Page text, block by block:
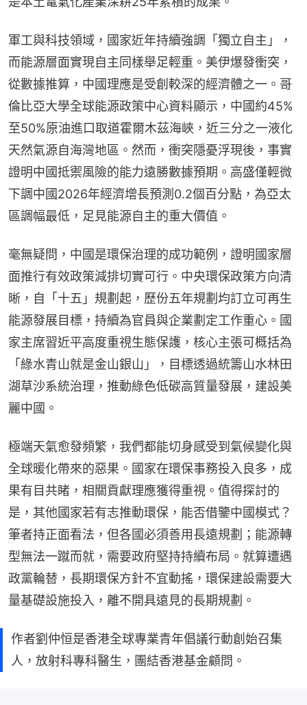
軍工與科技領域，國家近年持續強調「獨立自主」，
而能源層面實現自主同樣舉足輕重。美伊爆發衝突，
從數據推算，中國理應是受創較深的經濟體之一。哥
倫比亞大學全球能源政策中心資料顯示，中國約45%
至50%原油進口取道霍爾木茲海峽，近三分之一液化
天然氣源自海灣地區。然而，衝突隱憂浮現後，事實
證明中國抵禦風險的能力遠勝數據預期。高盛僅輕微
下調中國2026年經濟增長預測0.2個百分點，為亞太
區調幅最低，足見能源自主的重大價值。
毫無疑問，中國是環保治理的成功範例，證明國家層
面推行有效政策減排切實可行。中央環保政策方向清
晰，自「十五」規劃起，歷份五年規劃均訂立可再生
能源發展目標，持續為官員與企業劃定工作重心。國
家主席習近平高度重視生態保護，核心主張可概括為
「綠水青山就是金山銀山」，目標透過統籌山水林田
湖草沙系統治理，推動綠色低碳高質量發展，建設美
麗中國。
極端天氣愈發頻繁，我們都能切身感受到氣候變化與
全球暖化帶來的惡果。國家在環保事務投入良多，成
果有目共睹，相關貢獻理應獲得重視。值得探討的
是，其他國家若有志推動環保，能否借鑒中國模式？
筆者持正面看法，但各國必須善用長遠規劃；能源轉
型無法一蹴而就，需要政府堅持持續布局。就算遭遇
政黨輪替，長期環保方針不宜動搖，環保建設需要大
量基礎設施投入，離不開具遠見的長期規劃。
作者劉仲恒是香港全球專業青年倡議行動創始召集
人，放射科專科醫生，團結香港基金顧問。